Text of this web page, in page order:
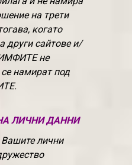
на трети
когато
други сайтове и/
не
намират под
ЛИЧНИ ДАННИ
лични